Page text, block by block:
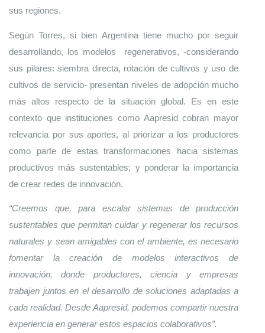
sus regiones.
Según Torres, si bien Argentina tiene mucho por seguir
desarrollando, los modelos  regenerativos, -considerando
sus pilares: siembra directa, rotación de cultivos y uso de
cultivos de servicio- presentan niveles de adopción mucho
más altos respecto de la situación global. Es en este
contexto que instituciones como Aapresid cobran mayor
relevancia por sus aportes, al priorizar a los productores
como parte de estas transformaciones hacia sistemas
productivos más sustentables; y ponderar la importancia
de crear redes de innovación.
“Creemos que, para escalar sistemas de producción
sustentables que permitan cuidar y regenerar los recursos
naturales y sean amigables con el ambiente, es necesario
fomentar la creación de modelos interactivos de
innovación, donde productores, ciencia y empresas
trabajen juntos en el desarrollo de soluciones adaptadas a
cada realidad. Desde Aapresid, podemos compartir nuestra
experiencia en generar estos espacios colaborativos”.